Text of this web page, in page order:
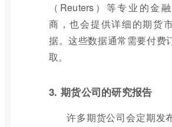
（Reuters）等专业的金
商，也会提供详细的期货
据。这些数据通常需要付费
取。
3. 期货公司的研究报告
许多期货公司会定期发